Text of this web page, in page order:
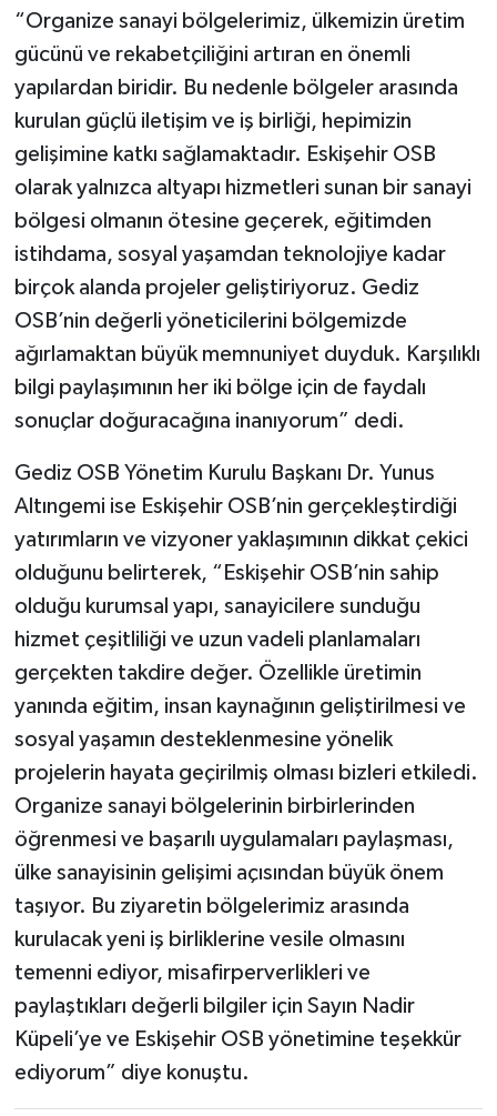
“Organize sanayi bölgelerimiz, ülkemizin üretim
gücünü ve rekabetçiliğini artıran en önemli
yapılardan biridir. Bu nedenle bölgeler arasında
kurulan güçlü iletişim ve iş birliği, hepimizin
gelişimine katkı sağlamaktadır. Eskişehir OSB
olarak yalnızca altyapı hizmetleri sunan bir sanayi
bölgesi olmanın ötesine geçerek, eğitimden
istihdama, sosyal yaşamdan teknolojiye kadar
birçok alanda projeler geliştiriyoruz. Gediz
OSB’nin değerli yöneticilerini bölgemizde
ağırlamaktan büyük memnuniyet duyduk. Karşılıklı
bilgi paylaşımının her iki bölge için de faydalı
sonuçlar doğuracağına inanıyorum” dedi.
Gediz OSB Yönetim Kurulu Başkanı Dr. Yunus
Altıngemi ise Eskişehir OSB’nin gerçekleştirdiği
yatırımların ve vizyoner yaklaşımının dikkat çekici
olduğunu belirterek, “Eskişehir OSB’nin sahip
olduğu kurumsal yapı, sanayicilere sunduğu
hizmet çeşitliliği ve uzun vadeli planlamaları
gerçekten takdire değer. Özellikle üretimin
yanında eğitim, insan kaynağının geliştirilmesi ve
sosyal yaşamın desteklenmesine yönelik
projelerin hayata geçirilmiş olması bizleri etkiledi.
Organize sanayi bölgelerinin birbirlerinden
öğrenmesi ve başarılı uygulamaları paylaşması,
ülke sanayisinin gelişimi açısından büyük önem
taşıyor. Bu ziyaretin bölgelerimiz arasında
kurulacak yeni iş birliklerine vesile olmasını
temenni ediyor, misafirperverlikleri ve
paylaştıkları değerli bilgiler için Sayın Nadir
Küpeli’ye ve Eskişehir OSB yönetimine teşekkür
ediyorum” diye konuştu.